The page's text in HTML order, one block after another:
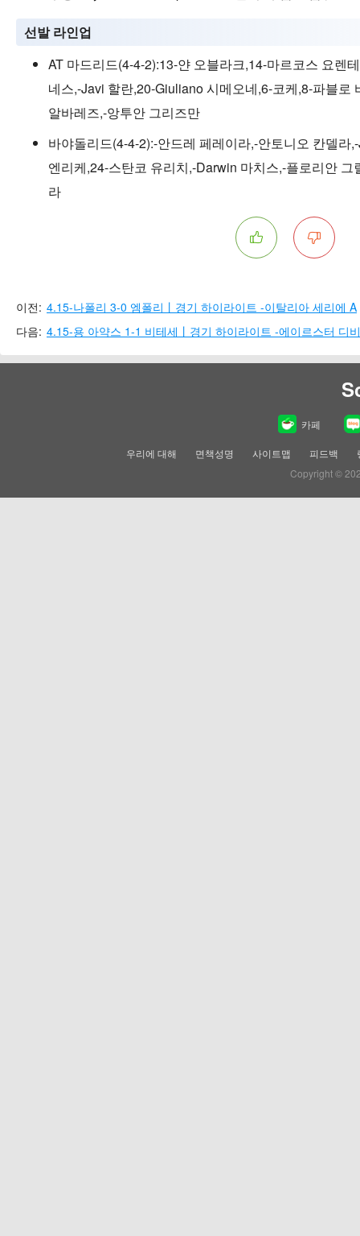
선발 라인업
AT 마드리드(4-4-2):13-얀 오블라크,14-마르코스 요렌
네스,-Javi 할란,20-Giuliano 시메오네,6-코케,8-파블로
알바레즈,-앙투안 그리즈만
바야돌리드(4-4-2):-안드레 페레이라,-안토니오 칸델라
엔리케,24-스탄코 유리치,-Darwin 마치스,-플로리안
라
이전: 4.15-나폴리 3-0 엠폴리丨경기 하이라이트 -이탈리아 세리에 A
다음: 4.15-용 아약스 1-1 비테세丨경기 하이라이트 -에이르스터 디
카페
우리에 대해 면책성명 사이트맵 피드백
Copyright ©